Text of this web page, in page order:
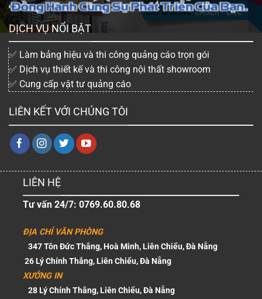
DỊCH VỤ NỔI BẬT
✅ Làm bảng hiệu và thi công quảng cáo trọn gói
✅ Dịch vụ thiết kế và thi công nội thất showroom
✅ Cung cấp vật tư quảng cáo
LIÊN KẾT VỚI CHÚNG TÔI
LIÊN HỆ
Tư vấn 24/7: 0769.60.80.68
ĐỊA CHỈ VĂN PHÒNG
347 Tôn Đức Thắng, Hoà Minh, Liên Chiểu, Đà Nẵng
26 Lý Chính Thắng, Liên Chiểu, Đà Nẵng
XƯỞNG IN
28 Lý Chính Thắng, Liên Chiểu, Đà Nẵng